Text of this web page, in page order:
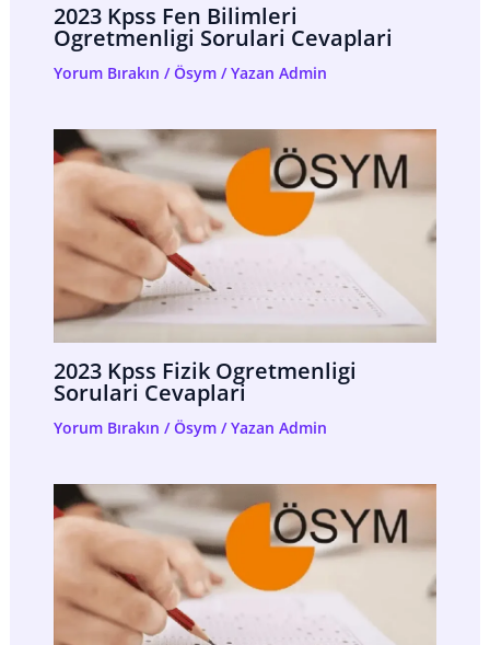
2023 Kpss Fen Bilimleri
Ogretmenligi Sorulari Cevaplari
Yorum Bırakın /Ösym/ Yazan Admin
2023 Kpss Fizik Ogretmenligi
Sorulari Cevaplari
Yorum Bırakın /Ösym/ Yazan Admin